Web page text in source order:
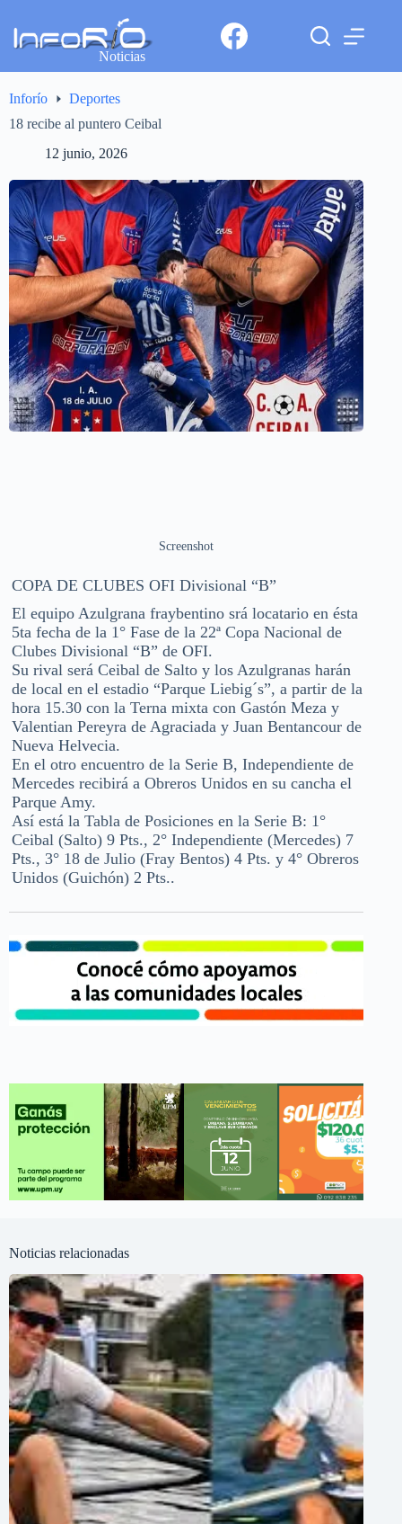
Noticias
Inforío
Deportes
18 recibe al puntero Ceibal
12 junio, 2026
Screenshot
COPA DE CLUBES OFI Divisional “B”
El equipo Azulgrana fraybentino srá locatario en ésta
5ta fecha de la 1° Fase de la 22ª Copa Nacional de
Clubes Divisional “B” de OFI.
Su rival será Ceibal de Salto y los Azulgranas harán
de local en el estadio “Parque Liebig´s”, a partir de la
hora 15.30 con la Terna mixta con Gastón Meza y
Valentian Pereyra de Agraciada y Juan Bentancour de
Nueva Helvecia.
En el otro encuentro de la Serie B, Independiente de
Mercedes recibirá a Obreros Unidos en su cancha el
Parque Amy.
Así está la Tabla de Posiciones en la Serie B: 1°
Ceibal (Salto) 9 Pts., 2° Independiente (Mercedes) 7
Pts., 3° 18 de Julio (Fray Bentos) 4 Pts. y 4° Obreros
Unidos (Guichón) 2 Pts..
Noticias relacionadas